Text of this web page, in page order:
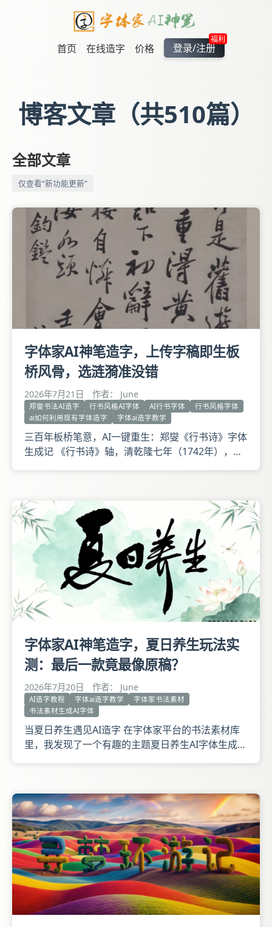
首页 在线造字 价格
福利
登录/注册
博客文章（共510篇）
全部文章
仅查看“新功能更新”
字体家AI神笔造字，上传字稿即生板
桥风骨，选涟漪准没错
2026年7月21日 作者： June
郑燮书法AI造字 行书风格AI字体 AI行书字体
行书风格字体
ai如何利用现有字体造字
字体ai造字教学
三百年板桥笔意，AI一键重生：郑燮《行书诗》字体
生成记 《行书诗》轴，清乾隆七年（1742年），郑
楼。自怜会识平津阁，遥望旌旗汝水头。壬戌首夏呈
龙眠主人钧
字体家AI神笔造字，夏日养生玩法实
测：最后一款竟最像原稿？
2026年7月20日 作者： June
AI造字教程 字体ai造字教学
字体家书法素材
书法素材生成AI字体
当夏日养生遇见AI造字 在字体家平台的书法素材库
里，我发现了一个有趣的主题夏日养生AI字体生成。
始生成模型。 等模型跑完，输入想要生成的文字，
预览效